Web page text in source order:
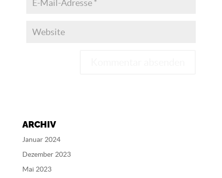
r
n
i
ARCHIV
Januar 2024
Dezember 2023
Mai 2023